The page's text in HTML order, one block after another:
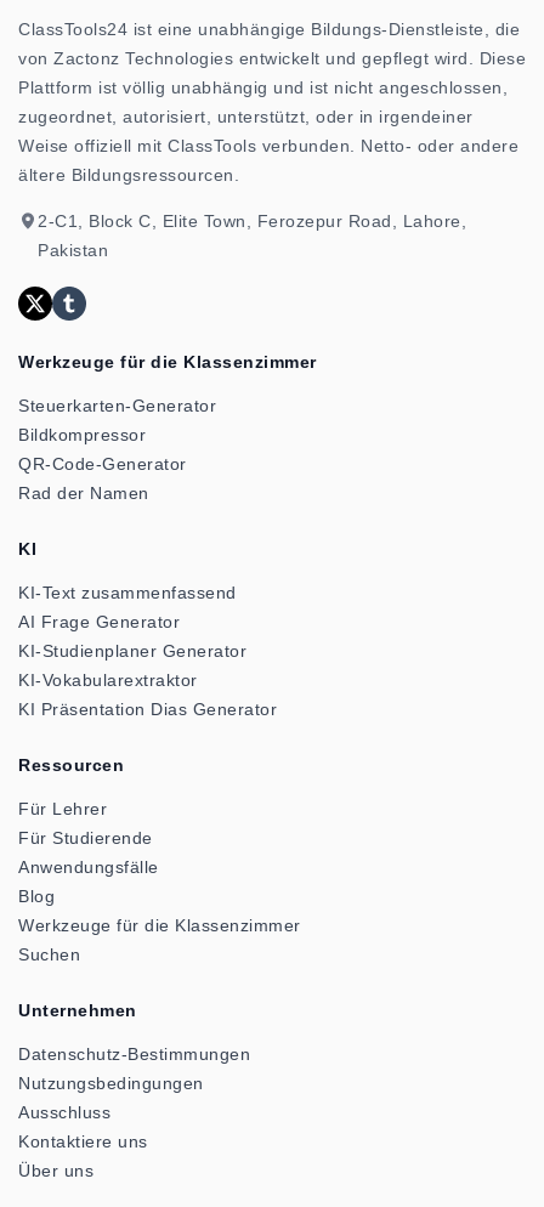
ClassTools24 ist eine unabhängige Bildungs-Dienstleiste, die
von Zactonz Technologies entwickelt und gepflegt wird. Diese
Plattform ist völlig unabhängig und ist nicht angeschlossen,
zugeordnet, autorisiert, unterstützt, oder in irgendeiner
Weise offiziell mit ClassTools verbunden. Netto- oder andere
ältere Bildungsressourcen.
2-C1, Block C, Elite Town, Ferozepur Road, Lahore,
Pakistan
Werkzeuge für die Klassenzimmer
Steuerkarten-Generator
Bildkompressor
QR-Code-Generator
Rad der Namen
KI
KI-Text zusammenfassend
AI Frage Generator
KI-Studienplaner Generator
KI-Vokabularextraktor
KI Präsentation Dias Generator
Ressourcen
Für Lehrer
Für Studierende
Anwendungsfälle
Blog
Werkzeuge für die Klassenzimmer
Suchen
Unternehmen
Datenschutz-Bestimmungen
Nutzungsbedingungen
Ausschluss
Kontaktiere uns
Über uns